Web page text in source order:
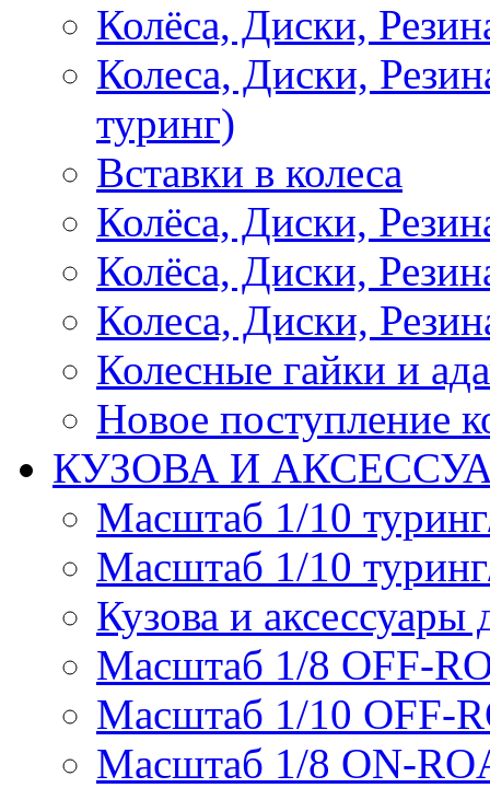
Колёса, Диски,
Колеса, Диски,
туринг)
Вставки в колеса
Колёса, Диски,
Колёса, Диски,
Колеса, Диски,
Колесные гайки и
Новое поступление
КУЗОВА И
Масштаб 1/10
Масштаб 1/10
Кузова и
Масштаб 1/8 OFF-
Масштаб 1/10 OFF-
Масштаб 1/8 ON-